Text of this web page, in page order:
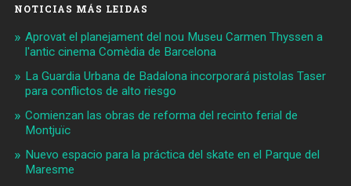
NOTICIAS MÁS LEIDAS
Aprovat el planejament del nou Museu Carmen Thyssen a
l'antic cinema Comèdia de Barcelona
La Guardia Urbana de Badalona incorporará pistolas Taser
para conflictos de alto riesgo
Comienzan las obras de reforma del recinto ferial de
Montjuïc
Nuevo espacio para la práctica del skate en el Parque del
Maresme